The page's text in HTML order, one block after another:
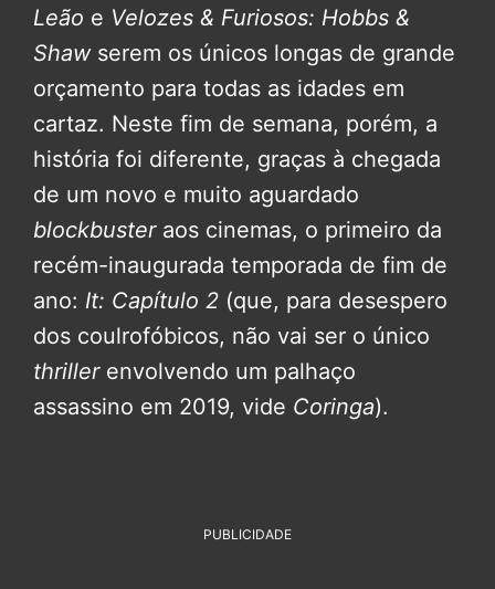
Leão e Velozes & Furiosos: Hobbs &
Shawserem os únicos longas de grande
orçamento para todas as idades em
cartaz. Neste fim de semana, porém, a
história foi diferente, graças à chegada
de um novo e muito aguardado
blockbusteraos cinemas, o primeiro da
recém-inaugurada temporada de fim de
ano: It: Capítulo 2 (que, para desespero
dos coulrofóbicos, não vai ser o único
thrillerenvolvendo um palhaço
assassino em 2019, vide Coringa).
PUBLICIDADE